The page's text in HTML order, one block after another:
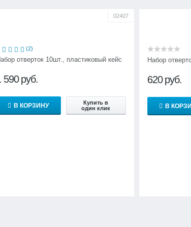
02407
(2)
отверток 10шт., пластиковый кейс
590 руб.
В КОРЗИНУ
Купить в
один клик
Набор
620 руб.
В